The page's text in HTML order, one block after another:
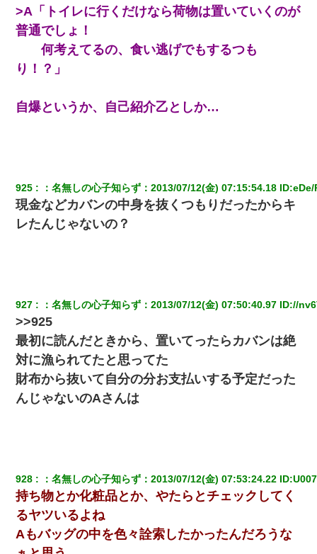
>A「トイレに行くだけなら荷物は置いていくのが
普通でしょ！
何考えてるの、食い逃げでもするつも
り！？」
自爆というか、自己紹介乙としか…
925 ：名無しの心子知らず ：2013/07/12(金) 07:15:54.18 ID:eDe/
現金などカバンの中身を抜くつもりだったからキ
レたんじゃないの？
927 ：名無しの心子知らず ：2013/07/12(金) 07:50:40.97 ID://
>>925
最初に読んだときから、置いてったらカバンは絶
対に漁られてたと思ってた
財布から抜いて自分の分お支払いする予定だった
んじゃないのAさんは
928 ：名無しの心子知らず ：2013/07/12(金) 07:53:24.22 ID:
持ち物とか化粧品とか、やたらとチェックしてく
るヤツいるよね
Aもバッグの中を色々詮索したかったんだろうな